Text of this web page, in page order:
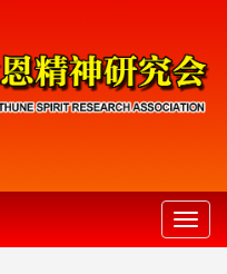
切
换